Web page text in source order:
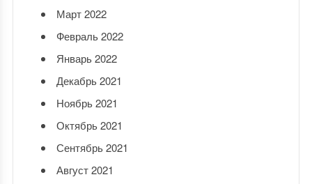
Март 2022
Февраль 2022
Январь 2022
Декабрь 2021
Ноябрь 2021
Октябрь 2021
Сентябрь 2021
Август 2021